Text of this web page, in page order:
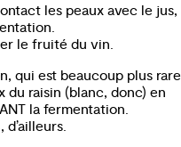
les peaux avec le jus,
le fruité du vin.
qui est beaucoup plus rare
du raisin (blanc, donc) en
la fermentation.
d’ailleurs.